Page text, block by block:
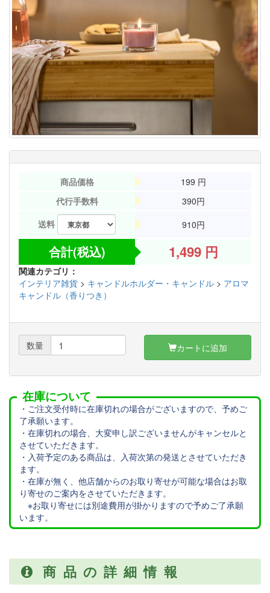
商品価格 199 円
代行手数料
390円
送料
910円
合計(税込) 1,499円
関連カテゴリ：
インテリア雑貨 > キャンドルホルダー・キャンドル > アロマ
キャンドル（香りつき）
数量 カートに追加
在庫について
・ご注文受付時に在庫切れの場合がございますので、予めご
了承願います。
・在庫切れの場合、大変申し訳ございませんがキャンセルと
させていただきます。
・入荷予定のある商品は、入荷次第の発送とさせていただき
ます。
・在庫が無く、他店舗からのお取り寄せが可能な場合はお取
り寄せのご案内をさせていただきます。
※お取り寄せには別途費用が掛かりますので予めご了承願
います。
商品の詳細情報